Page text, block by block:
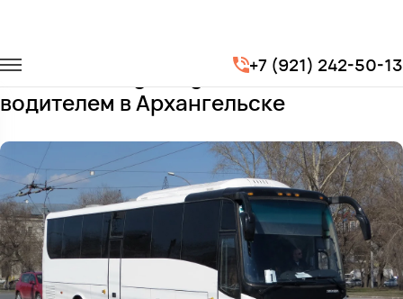
+7 (921) 242-50-13
King Long XMQ6127
Заказать King Long XMQ6127 с
водителем в Архангельске